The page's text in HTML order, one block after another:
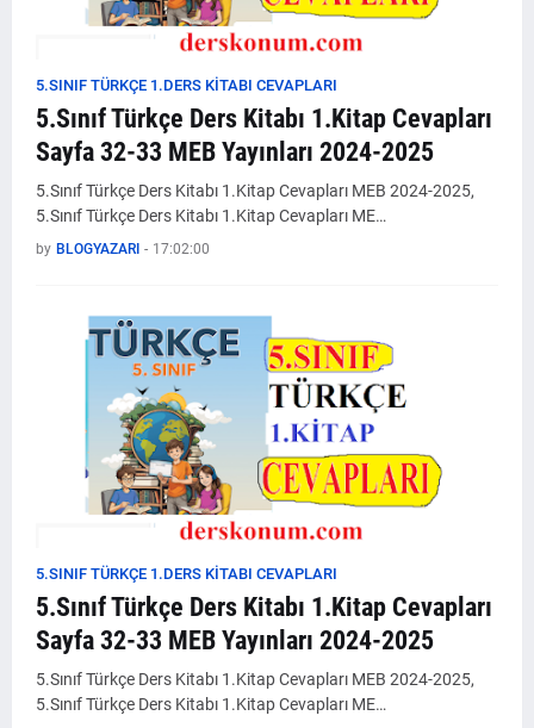
5.SINIF TÜRKÇE 1.DERS KİTABI CEVAPLARI
5.Sınıf Türkçe Ders Kitabı 1.Kitap Cevapları
Sayfa 32-33 MEB Yayınları 2024-2025
5.Sınıf Türkçe Ders Kitabı 1.Kitap Cevapları MEB 2024-2025,
5.Sınıf Türkçe Ders Kitabı 1.Kitap Cevapları ME…
by BLOGYAZARI - 17:02:00
5.SINIF TÜRKÇE 1.DERS KİTABI CEVAPLARI
5.Sınıf Türkçe Ders Kitabı 1.Kitap Cevapları
Sayfa 32-33 MEB Yayınları 2024-2025
5.Sınıf Türkçe Ders Kitabı 1.Kitap Cevapları MEB 2024-2025,
5.Sınıf Türkçe Ders Kitabı 1.Kitap Cevapları ME…